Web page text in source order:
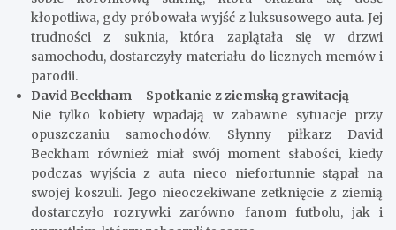
kłopotliwa, gdy próbowała wyjść z luksusowego auta. Jej
trudności z suknia, która zaplątała się w drzwi
samochodu, dostarczyły materiału do licznych memów i
parodii.
David Beckham – Spotkanie z ziemską grawitacją
Nie tylko kobiety wpadają w zabawne sytuacje przy
opuszczaniu samochodów. Słynny piłkarz David
Beckham również miał swój moment słabości, kiedy
podczas wyjścia z auta nieco niefortunnie stąpał na
swojej koszuli. Jego nieoczekiwane zetknięcie z ziemią
dostarczyło rozrywki zarówno fanom futbolu, jak i